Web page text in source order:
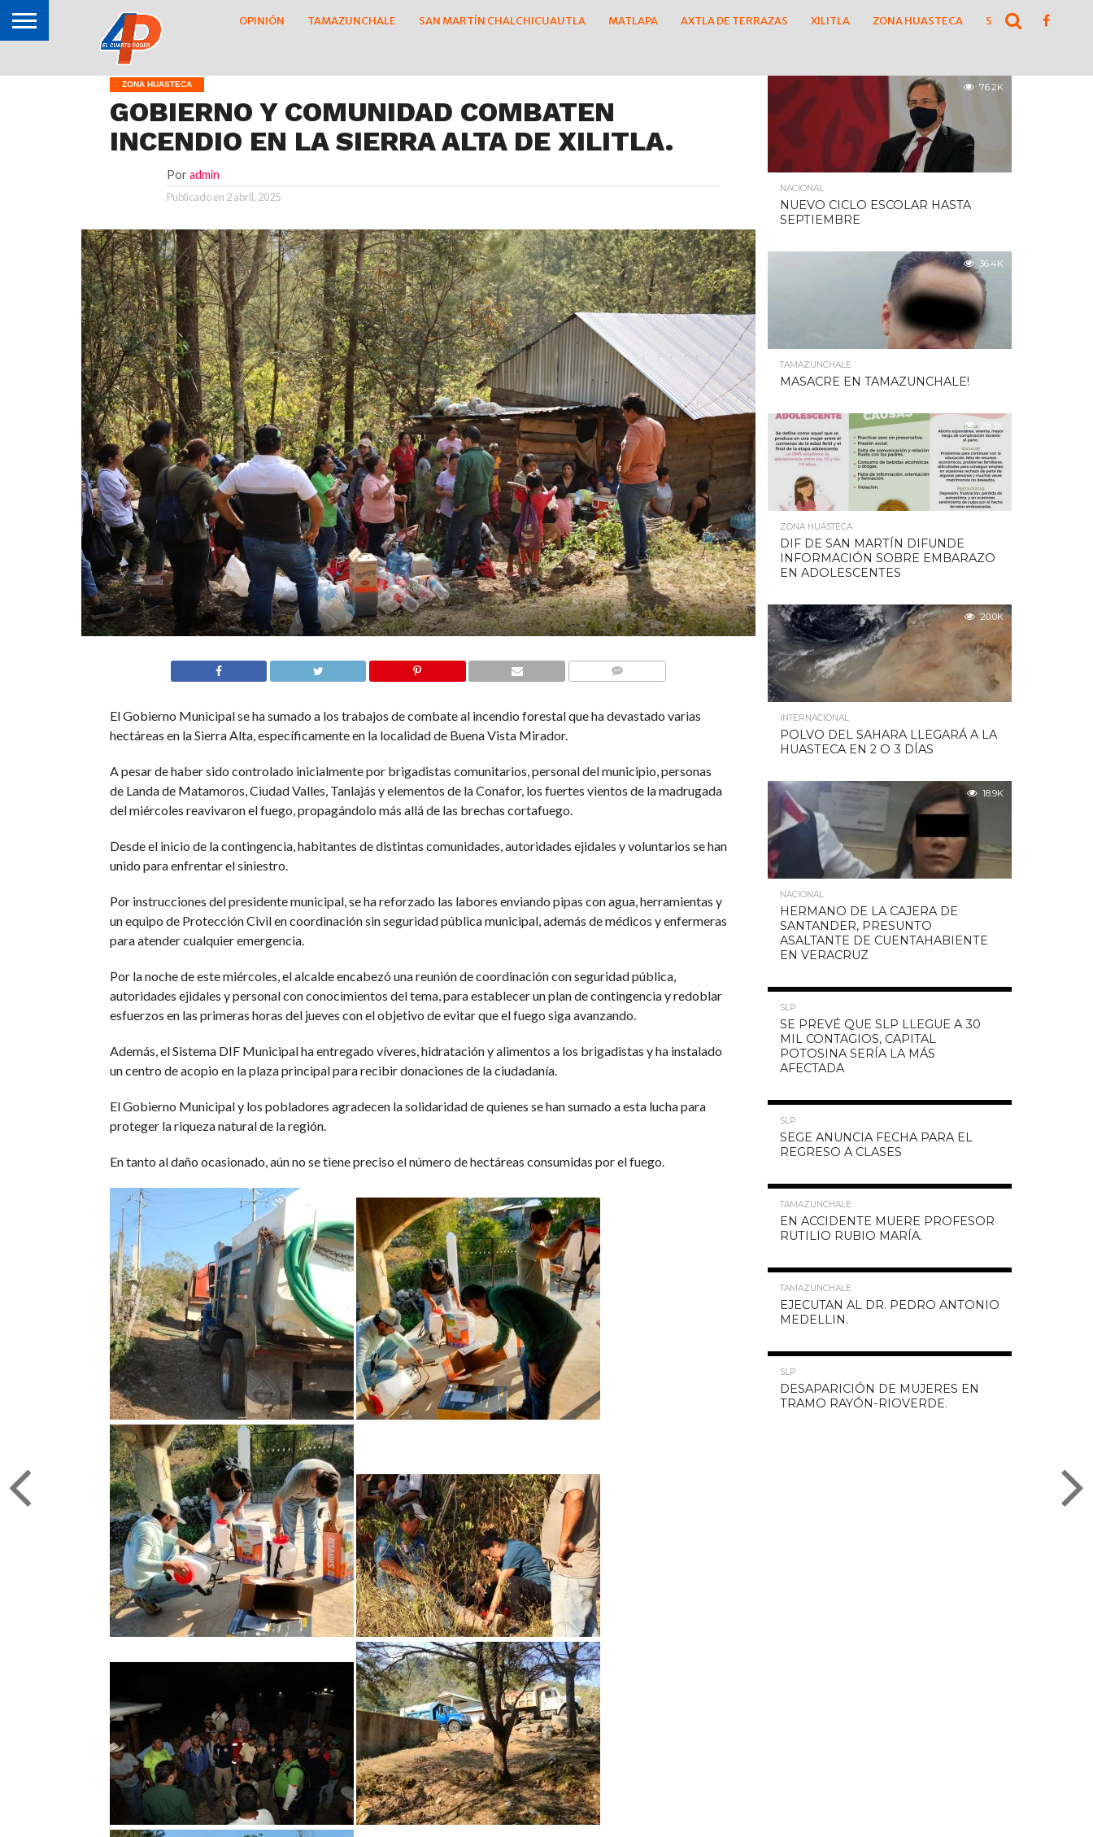
OPINIÓN TAMAZUNCHALE SAN MARTÍN CHALCHICUAUTLA MATLAPA AXTLA DE TERRAZAS XILITLA ZONA HUASTECA SLP ZONA MEDIA
ZONA HUASTECA
GOBIERNO Y COMUNIDAD COMBATEN
INCENDIO EN LA SIERRA ALTA DE XILITLA.
Por admin
Publicado en 2 abril, 2025
El Gobierno Municipal se ha sumado a los trabajos de combate al incendio forestal que ha devastado varias
hectáreas en la Sierra Alta, específicamente en la localidad de Buena Vista Mirador.
A pesar de haber sido controlado inicialmente por brigadistas comunitarios, personal del municipio, personas
de Landa de Matamoros, Ciudad Valles, Tanlajás y elementos de la Conafor, los fuertes vientos de la madrugada
del miércoles reavivaron el fuego, propagándolo más allá de las brechas cortafuego.
Desde el inicio de la contingencia, habitantes de distintas comunidades, autoridades ejidales y voluntarios se han
unido para enfrentar el siniestro.
Por instrucciones del presidente municipal, se ha reforzado las labores enviando pipas con agua, herramientas y
un equipo de Protección Civil en coordinación sin seguridad pública municipal, además de médicos y enfermeras
para atender cualquier emergencia.
Por la noche de este miércoles, el alcalde encabezó una reunión de coordinación con seguridad pública,
autoridades ejidales y personal con conocimientos del tema, para establecer un plan de contingencia y redoblar
esfuerzos en las primeras horas del jueves con el objetivo de evitar que el fuego siga avanzando.
Además, el Sistema DIF Municipal ha entregado víveres, hidratación y alimentos a los brigadistas y ha instalado
un centro de acopio en la plaza principal para recibir donaciones de la ciudadanía.
El Gobierno Municipal y los pobladores agradecen la solidaridad de quienes se han sumado a esta lucha para
proteger la riqueza natural de la región.
En tanto al daño ocasionado, aún no se tiene preciso el número de hectáreas consumidas por el fuego.
76.2K
NACIONAL
NUEVO CICLO ESCOLAR HASTA
SEPTIEMBRE
36.4K
TAMAZUNCHALE
MASACRE EN TAMAZUNCHALE!
28.3K
ZONA HUASTECA
DIF DE SAN MARTÍN DIFUNDE
INFORMACIÓN SOBRE EMBARAZO
EN ADOLESCENTES
20.0K
INTERNACIONAL
POLVO DEL SAHARA LLEGARÁ A LA
HUASTECA EN 2 O 3 DÍAS
18.9K
NACIONAL
HERMANO DE LA CAJERA DE
SANTANDER, PRESUNTO
ASALTANTE DE CUENTAHABIENTE
EN VERACRUZ
SLP
SE PREVÉ QUE SLP LLEGUE A 30
MIL CONTAGIOS, CAPITAL
POTOSINA SERÍA LA MÁS
AFECTADA
SLP
SEGE ANUNCIA FECHA PARA EL
REGRESO A CLASES
TAMAZUNCHALE
EN ACCIDENTE MUERE PROFESOR
RUTILIO RUBIO MARÍA.
TAMAZUNCHALE
EJECUTAN AL DR. PEDRO ANTONIO
MEDELLIN.
SLP
DESAPARICIÓN DE MUJERES EN
TRAMO RAYÓN-RIOVERDE.